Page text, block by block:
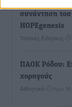
συνάντηση
HOPEgenesis
Τοπικές Ειδήσεις
ΠΑΟΚ Ρόδου:
χορηγούς
Αθλητικά πριν 14